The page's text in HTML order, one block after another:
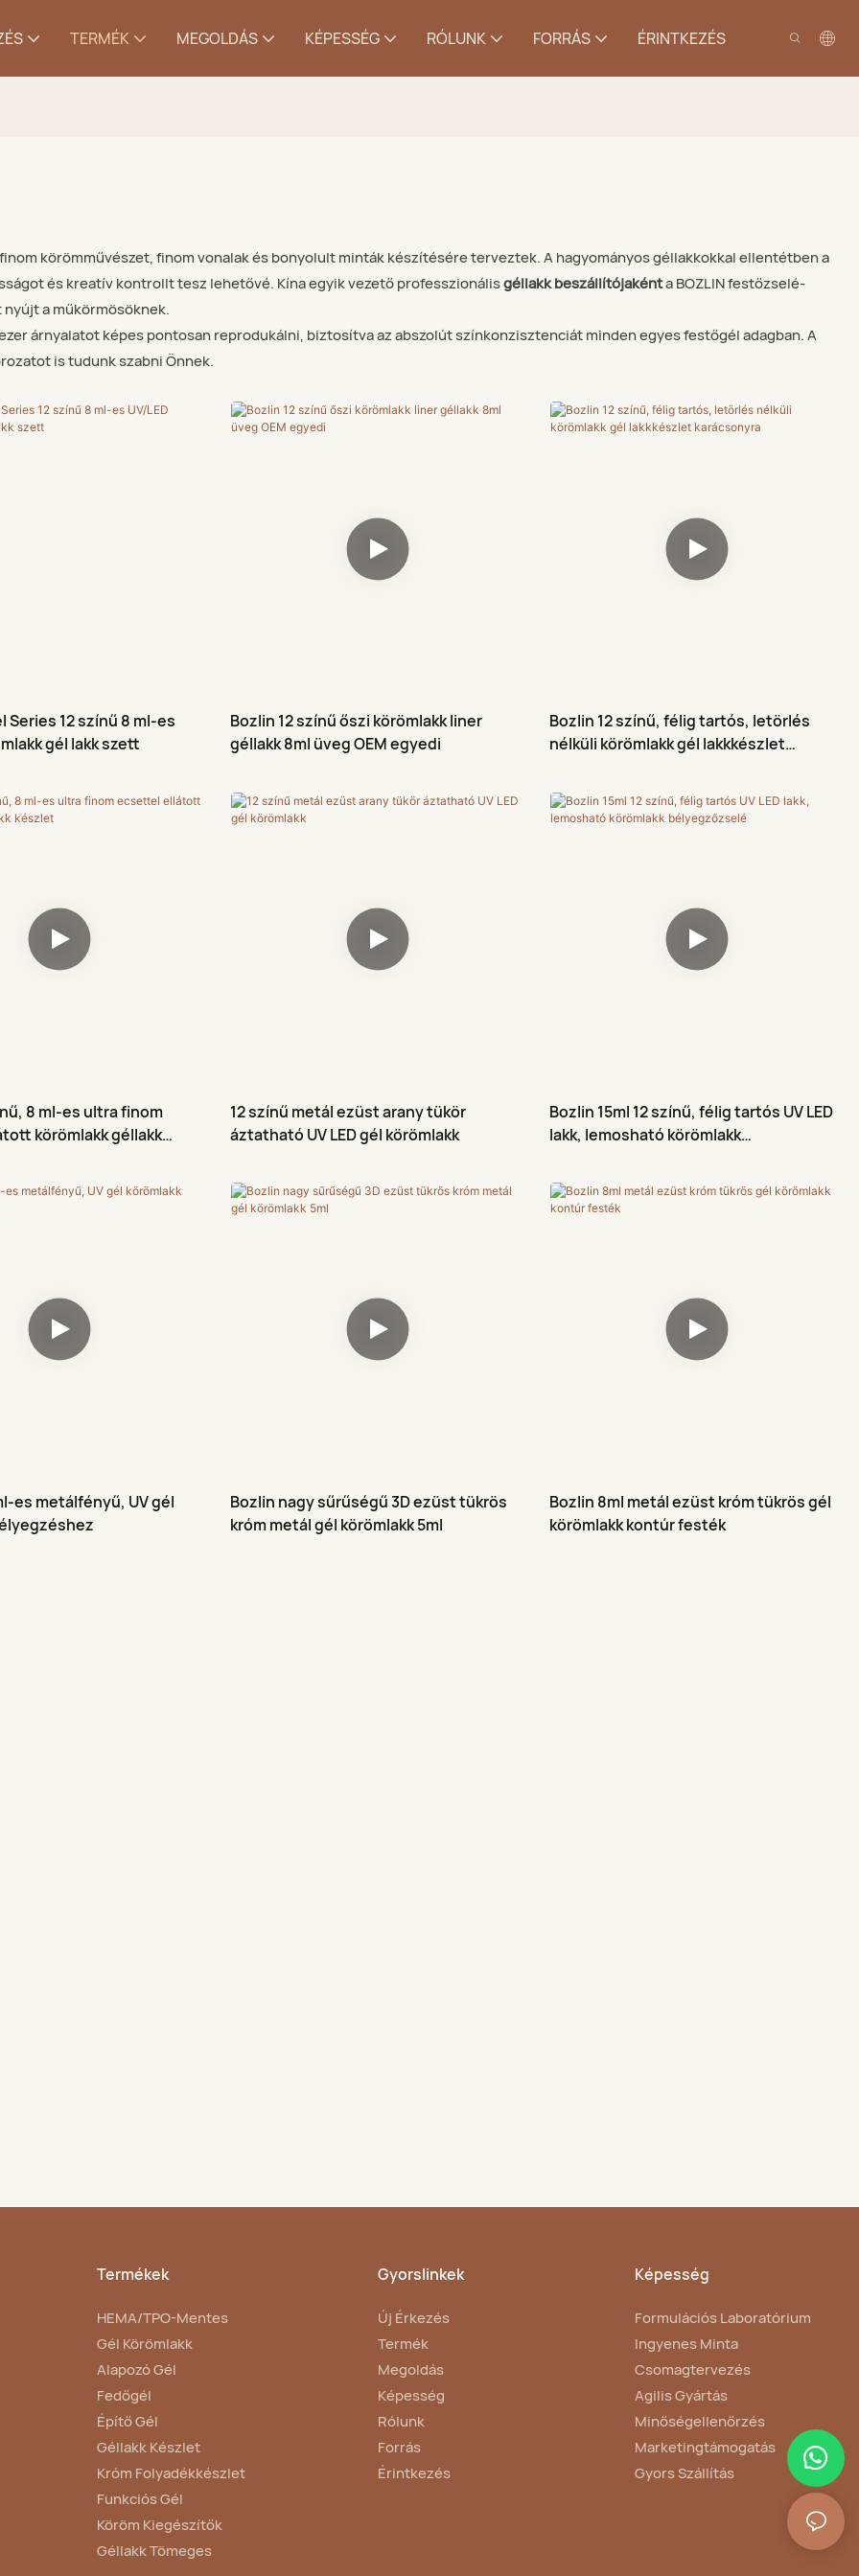
TERMÉK MEGOLDÁS KÉPESSÉG RÓLUNK FORRÁS ÉRINTKEZÉS
körömművészet, finom vonalak és bonyolult minták készítésére terveztek. A hagyományos géllakkokkal ellentétben a
és kreatív kontrollt tesz lehetővé. Kína egyik vezető professzionálisgéllakk beszállítójakénta BOZLIN festőzselé-
a műkörmösöknek.
árnyalatot képes pontosan reprodukálni, biztosítva az abszolút színkonzisztenciát minden egyes festőgél adagban. A
is tudunk szabni Önnek.
Series 12 színű 8 ml-es
gél lakk szett
Bozlin 12 színű őszi körömlakk liner
géllakk 8ml üveg OEM egyedi
Bozlin 12 színű, félig tartós, letörlés
nélküli körömlakk gél lakkkészlet
8 ml-es ultra finom
körömlakk géllakk
12 színű metál ezüst arany tükör
áztatható UV LED gél körömlakk
Bozlin 15ml 12 színű, félig tartós UV LED
lakk, lemosható körömlakk
es metálfényű, UV gél
Bozlin nagy sűrűségű 3D ezüst tükrös
króm metál gél körömlakk 5ml
Bozlin 8ml metál ezüst króm tükrös gél
körömlakk kontúr festék
Termékek
HEMA/TPO-Mentes
Gél Körömlakk
Alapozó Gél
Fedőgél
Építő Gél
Géllakk Készlet
Króm Folyadékkészlet
Funkciós Gél
Köröm Kiegészítők
Géllakk Tömeges
Gyorslinkek
Új Érkezés
Termék
Megoldás
Képesség
Rólunk
Forrás
Érintkezés
Képesség
Formulációs Laboratórium
Ingyenes Minta
Csomagtervezés
Agilis Gyártás
Minőségellenőrzés
Marketingtámogatás
Gyors Szállítás